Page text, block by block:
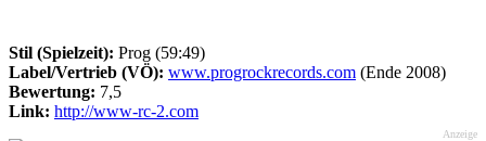
Stil (Spielzeit): Prog (59:49)
Label/Vertrieb (VÖ): www.progrockrecords.com (Ende 2008)
Bewertung: 7,5
Link: http://www-rc-2.com
Anzeige